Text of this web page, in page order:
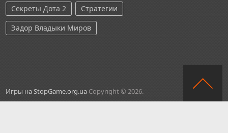
Секреты Дота 2
Стратегии
Эадор Владыки Миров
Игры на StopGame.org.ua Copyright © 2026.